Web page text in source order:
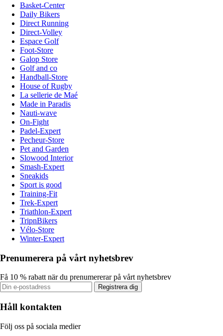
Basket-Center
Daily Bikers
Direct Running
Direct-Volley
Espace Golf
Foot-Store
Galop Store
Golf and co
Handball-Store
House of Rugby
La sellerie de Maé
Made in Paradis
Nauti-wave
On-Fight
Padel-Expert
Pecheur-Store
Pet and Garden
Slowood Interior
Smash-Expert
Sneakids
Sport is good
Training-Fit
Trek-Expert
Triathlon-Expert
TripnBikers
Vélo-Store
Winter-Expert
Prenumerera på vårt nyhetsbrev
Få 10 % rabatt när du prenumererar på vårt nyhetsbrev
Registrera dig
Håll kontakten
Följ oss på sociala medier